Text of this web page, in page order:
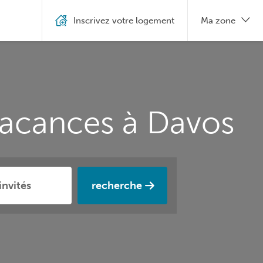
à Davos
recherche
Inscrivez votre logement Ma zone